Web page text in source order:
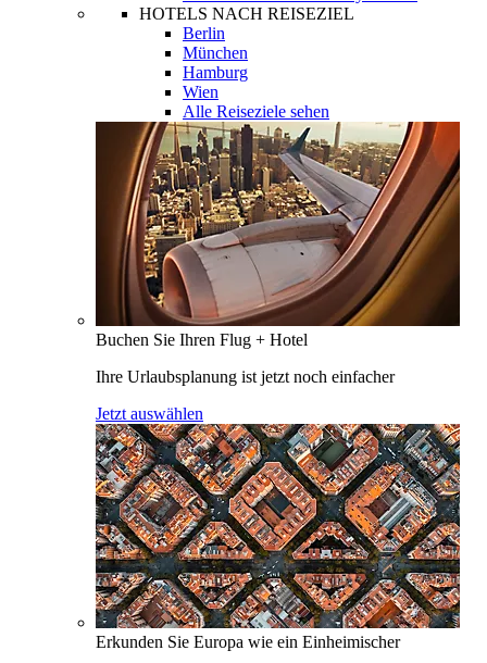
HOTELS NACH REISEZIEL
Berlin
München
Hamburg
Wien
Alle Reiseziele sehen
Buchen Sie Ihren Flug + Hotel
Ihre Urlaubsplanung ist jetzt noch einfacher
Jetzt auswählen
Erkunden Sie Europa wie ein Einheimischer